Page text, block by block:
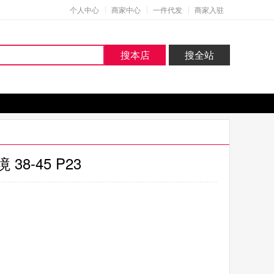
个人中心 商家中心 一件代发 商家入驻
搜本店 搜全站
38-45 P23